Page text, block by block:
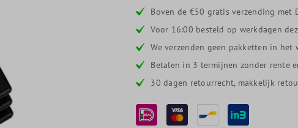
Boven de €50 gratis verzending met
Voor 16:00 besteld op werkdagen
We verzenden geen pakketten in het
Betalen in 3 termijnen zonder rente
30 dagen retourrecht, makkelijk